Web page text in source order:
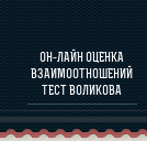
ОН-ЛАЙН ОЦЕНКА
ВЗАИМООТНОШЕНИЙ
ТЕСТ ВОЛИКОВА